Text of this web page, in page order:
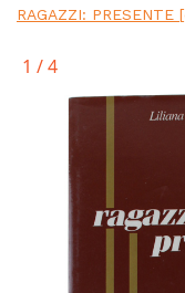
RAGAZZI:
1 /4